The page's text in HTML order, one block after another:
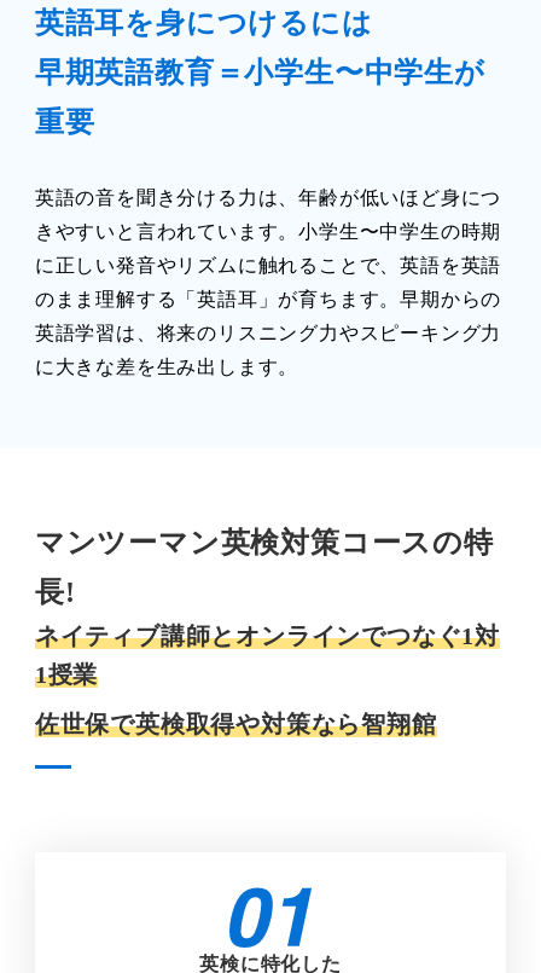
英語耳を身につけるには
早期英語教育＝小学生〜中学生が
重要
英語の音を聞き分ける力は、年齢が低いほど身につ
きやすいと言われています。小学生〜中学生の時期
に正しい発音やリズムに触れることで、英語を英語
のまま理解する「英語耳」が育ちます。早期からの
英語学習は、将来のリスニング力やスピーキング力
に大きな差を生み出します。
マンツーマン英検対策コースの特
長!
ネイティブ講師とオンラインでつなぐ1対
1授業
佐世保で英検取得や対策なら智翔館
英検に特化した